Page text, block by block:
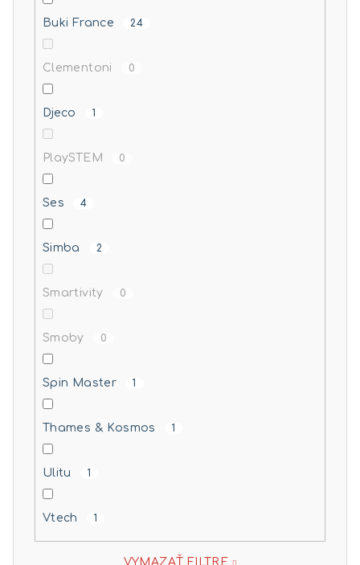
Buki France 24
Clementoni 0
Djeco 1
PlaySTEM 0
Ses 4
Simba 2
Smartivity 0
Smoby 0
Spin Master 1
Thames & Kosmos 1
Ulitu 1
Vtech 1
VYMAZAŤ FILTRE